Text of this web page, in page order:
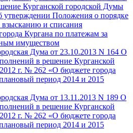
Курганской городской Думы
утверждении Положения о порядке
взысканию и списания
Кургана по платежам за
имуществом
Дума от 23.10.2013 N 164 О
в решение Курганской
г. № 262 «О бюджете города
период 2014 и 2015
Дума от 13.11.2013 N 189 О
в решение Курганской
г. № 262 «О бюджете города
период 2014 и 2015